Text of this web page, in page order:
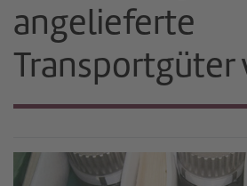
angelieferte
Transportgüter